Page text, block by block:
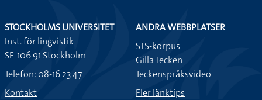
På styrelsemöten brukar det vara roligt att vara med för
det är alltid bra diskussioner.
Styrelsen var enig om att tillsätta en ny VD.
STOCKHOLMS UNIVERSITET
Inst. för lingvistik
SE-106 91 Stockholm
Telefon: 08-16 23 47
Kontakt
ANDRA WEBBPLATSER
STS-korpus
Gilla Tecken
Teckenspråksvideo
Fler länktips